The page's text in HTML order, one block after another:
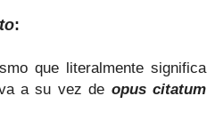
:
que literalmente significa
a su vez de opus citatum